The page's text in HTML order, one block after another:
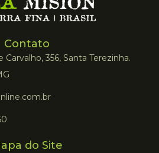
Contato
Carvalho, 356, Santa Terezinha.
do Site